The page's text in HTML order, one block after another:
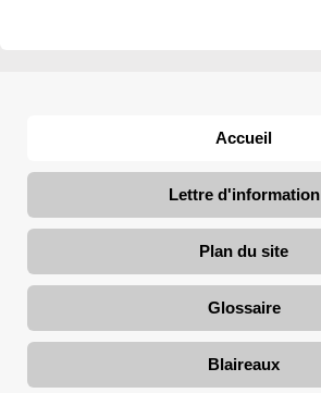
Accueil
Lettre d'information
Plan du site
Glossaire
Blaireaux